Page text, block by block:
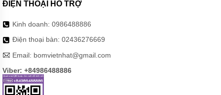
DÙNG
VERDER
BƠM
DÙNG
KHÍ
NÉN
FTI
ĐIỆN THOẠI HỖ TRỢ
Kinh doanh: 0986488886
Điện thoại bàn: 02436276669
Email: bomvietnhat@gmail.com
Viber: +84986488886